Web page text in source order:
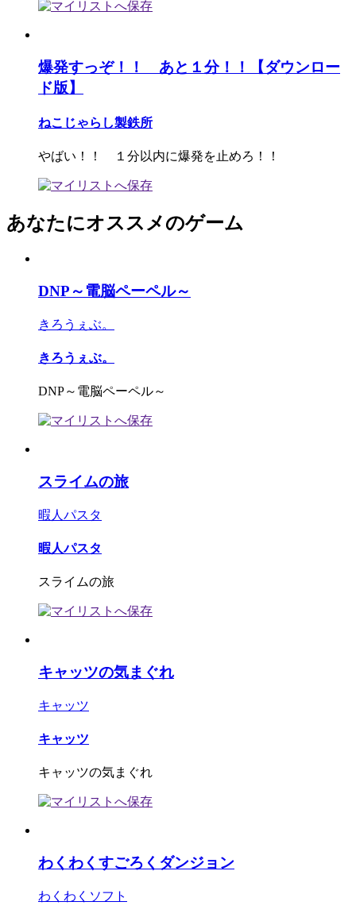
爆発すっぞ！！ あと１分！！【ダウンロー
ド版】
ねこじゃらし製鉄所
やばい！！ １分以内に爆発を止めろ！！
あなたにオススメのゲーム
DNP～電脳ペーペル～
きろうぇぶ。
きろうぇぶ。
DNP～電脳ペーペル～
スライムの旅
暇人パスタ
暇人パスタ
スライムの旅
キャッツの気まぐれ
キャッツ
キャッツ
キャッツの気まぐれ
わくわくすごろくダンジョン
わくわくソフト